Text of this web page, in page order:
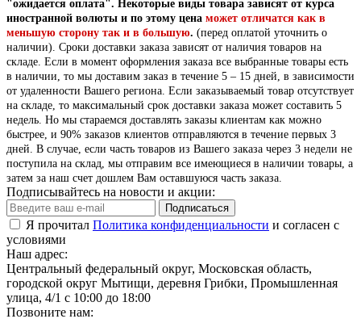
"ожидается оплата". Некоторые виды товара зависят от курса
иностранной волюты и по этому цена может отличатся как в
меньшую сторону так и в большую. (перед оплатой уточнить о
наличии). Сроки доставки заказа зависят от наличия товаров на
складе. Если в момент оформления заказа все выбранные товары есть
в наличии, то мы доставим заказ в течение 5 – 15 дней, в зависимости
от удаленности Вашего региона. Если заказываемый товар отсутствует
на складе, то максимальный срок доставки заказа может составить 5
недель. Но мы стараемся доставлять заказы клиентам как можно
быстрее, и 90% заказов клиентов отправляются в течение первых 3
дней. В случае, если часть товаров из Вашего заказа через 3 недели не
поступила на склад, мы отправим все имеющиеся в наличии товары, а
затем за наш счет дошлем Вам оставшуюся часть заказа.
Подписывайтесь на новости и акции:
Подписаться
Я прочитал Политика конфиденциальности и согласен с
условиями
Наш адрес:
Центральный федеральный округ, Московская область,
городской округ Мытищи, деревня Грибки, Промышленная
улица, 4/1 с 10:00 до 18:00
Позвоните нам: